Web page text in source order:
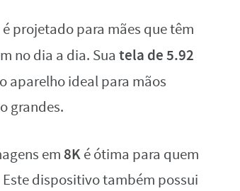
é projetado para mães que têm
no dia a dia. Sua tela de 5.92
aparelho ideal para mãos
grandes.
em 8Ké ótima para quem
dispositivo também possui